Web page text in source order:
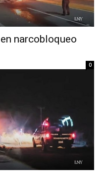
narcobloqueo
0